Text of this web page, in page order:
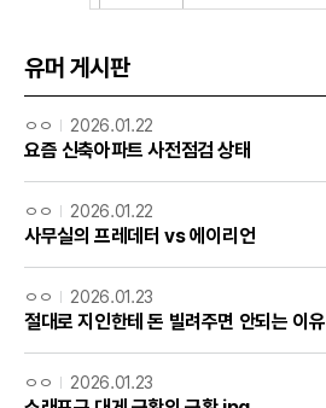
유머 게시판
ㅇㅇ 2026.01.22
요즘 신축아파트 사전점검 상태
ㅇㅇ 2026.01.22
사무실의 프레데터 vs 에이리언
ㅇㅇ 2026.01.23
절대로 지인한테 돈 빌려주면 안되는 이유
ㅇㅇ 2026.01.23